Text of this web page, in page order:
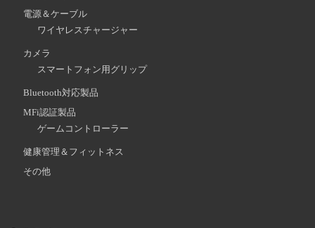
電源＆ケーブル
ワイヤレスチャージャー
カメラ
スマートフォン用グリップ
Bluetooth対応製品
MFi認証製品
ゲームコントローラー
健康管理＆フィットネス
その他